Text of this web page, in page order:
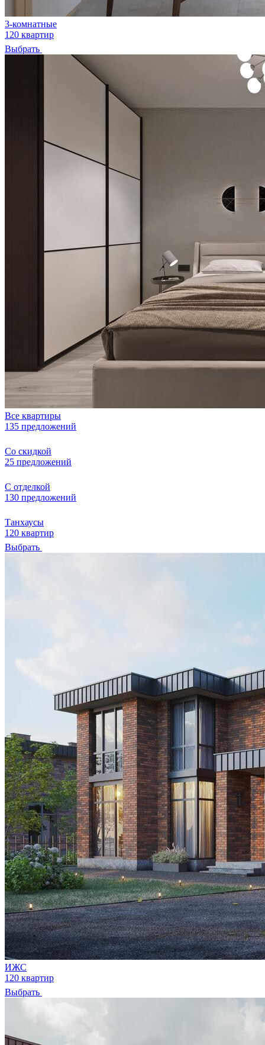
3-комнатные
120 квартир
Выбрать
Все квартиры
135 предложений
Со скидкой
25 предложений
С отделкой
130 предложений
Танхаусы
120 квартир
Выбрать
ИЖС
120 квартир
Выбрать